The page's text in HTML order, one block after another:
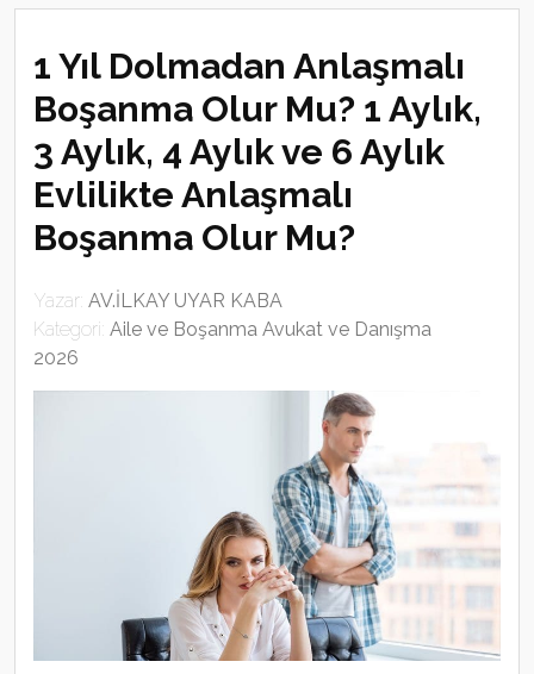
1 Yıl Dolmadan Anlaşmalı
Boşanma Olur Mu? 1 Aylık,
3 Aylık, 4 Aylık ve 6 Aylık
Evlilikte Anlaşmalı
Boşanma Olur Mu?
Yazar: AV.İLKAY UYAR KABA
Kategori: Aile ve Boşanma Avukat ve Danışma
2026